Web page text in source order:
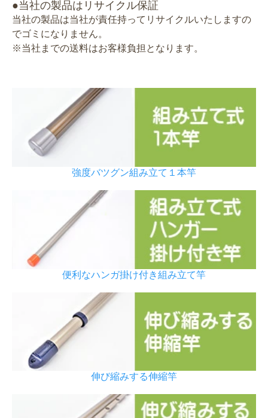
●当社の製品はリサイクル保証
当社の製品は当社が責任持ってリサイクルいたしますの
でゴミになりません。
※当社までの送料はお客様負担となります。
強度バツグン組み立て１本竿
便利なハンガ掛け付き組み立て竿
伸び縮みする伸縮竿